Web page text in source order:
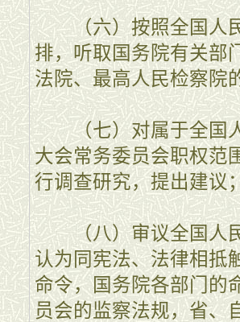
（六）按照全国人民
排，听取国务院有关部
法院、最高人民检察院
（七）对属于全国人
大会常务委员会职权范
行调查研究，提出建议
（八）审议全国人民
认为同宪法、法律相抵
命令，国务院各部门的
员会的监察法规，省、